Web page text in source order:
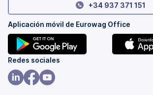
+34 937 371 151
Aplicación móvil de Eurowag Office
(se
abre
en
Redes sociales